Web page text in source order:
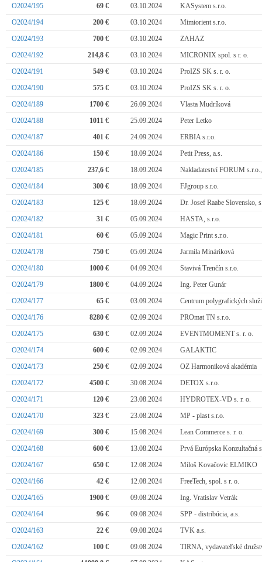
O2024/195
69 € 03.10.2024
KASystem s.r.o.
O2024/194
200 € 03.10.2024
Mimiorient s.r.o.
O2024/193
700 € 03.10.2024
ZAHAZ
O2024/192
214,8 € 03.10.2024
MICRONIX spol. s r. o.
O2024/191
549 € 03.10.2024
ProIZS SK s. r. o.
O2024/190
575 € 03.10.2024
ProIZS SK s. r. o.
O2024/189
1700 € 26.09.2024
Vlasta Mudríková
O2024/188
1011 € 25.09.2024
Peter Letko
O2024/187
401 € 24.09.2024
ERBIA s.r.o.
O2024/186
150 € 18.09.2024
Petit Press, a.s.
O2024/185
237,6 € 18.09.2024
Nakladateství FORUM
O2024/184
300 € 18.09.2024
FJgroup s.r.o.
O2024/183
125 € 18.09.2024
Dr. Josef Raabe Slovensko,
O2024/182
31 € 05.09.2024
HASTA, s.r.o.
O2024/181
60 € 05.09.2024
Magic Print s.r.o.
O2024/178
750 € 05.09.2024
Jarmila Mináriková
O2024/180
1000 € 04.09.2024
Stavivá Trenčín s.r.o.
O2024/179
1800 € 04.09.2024
Ing. Peter Gunár
O2024/177
65 € 03.09.2024
Centrum polygrafických
O2024/176
8280 € 02.09.2024
PROmat TN s.r.o.
O2024/175
630 € 02.09.2024
EVENTMOMENT s. r. o.
O2024/174
600 € 02.09.2024
GALAKTIC
O2024/173
250 € 02.09.2024
OZ Harmoniková akadémia
O2024/172
4500 € 30.08.2024
DETOX s.r.o.
O2024/171
120 € 23.08.2024
HYDROTEX-VD s. r. o.
O2024/170
323 € 23.08.2024
MP - plast s.r.o.
O2024/169
300 € 15.08.2024
Lean Commerce s. r. o.
O2024/168
600 € 13.08.2024
Prvá Európska Konzultačná
O2024/167
650 € 12.08.2024
Miloš Kovačovic ELMIKO
O2024/166
42 € 12.08.2024
FreeTech, spol. s r. o.
O2024/165
1900 € 09.08.2024
Ing. Vratislav Vetrák
O2024/164
96 € 09.08.2024
SPP - distribúcia, a.s.
O2024/163
22 € 09.08.2024
TVK a.s.
O2024/162
100 € 09.08.2024
TIRNA, vydavateľské